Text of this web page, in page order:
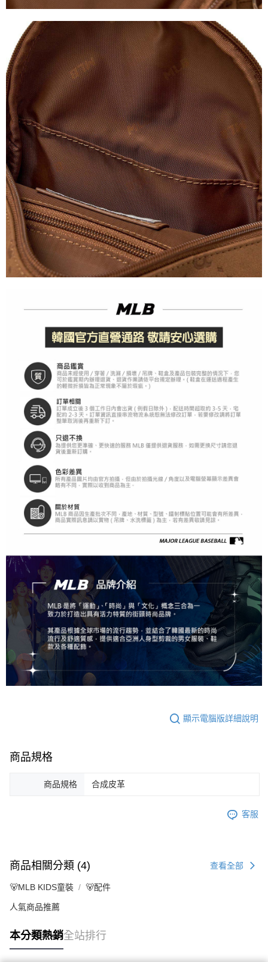
顯示電腦版詳細說明
商品規格
商品規格 合成皮革
客服
商品相關分類 (4) 查看全部
🐻MLB KIDS童裝 🐻配件
人氣商品推薦
本分類熱銷全站排行